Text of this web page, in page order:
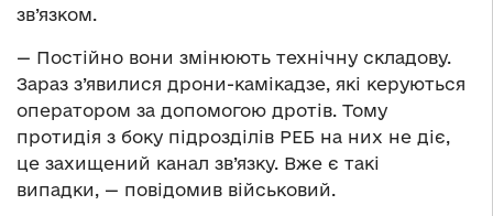
зв’язком.
— Постійно вони змінюють технічну складову.
Зараз з’явилися дрони-камікадзе, які керуються
оператором за допомогою дротів. Тому
протидія з боку підрозділів РЕБ на них не діє,
це захищений канал зв’язку. Вже є такі
випадки, — повідомив військовий.